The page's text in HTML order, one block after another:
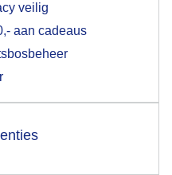
veilig
aan cadeaus
op hebt gegeven,
uit je browser waarin
de popup